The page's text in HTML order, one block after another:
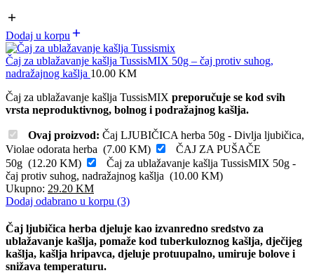
Dodaj u korpu
Čaj za ublažavanje kašlja TussisMIX 50g – čaj protiv suhog,
nadražajnog kašlja 10.00 KM
Čaj za ublažavanje kašlja TussisMIX preporučuje se kod svih
vrsta neproduktivnog, bolnog i podražajnog kašlja.
Ovaj proizvod: Čaj LJUBIČICA herba 50g - Divlja ljubičica,
Violae odorata herba (7.00 KM)
ČAJ ZA PUŠAČE
50g (12.20 KM)
Čaj za ublažavanje kašlja TussisMIX 50g -
čaj protiv suhog, nadražajnog kašlja (10.00 KM)
Ukupno: 29.20 KM
Dodaj odabrano u korpu (3)
Čaj ljubičica herba djeluje kao izvanredno sredstvo za
ublažavanje kašlja, pomaže kod tuberkuloznog kašlja, dječijeg
kašlja, kašlja hripavca, djeluje protuupalno, umiruje bolove i
snižava temperaturu.